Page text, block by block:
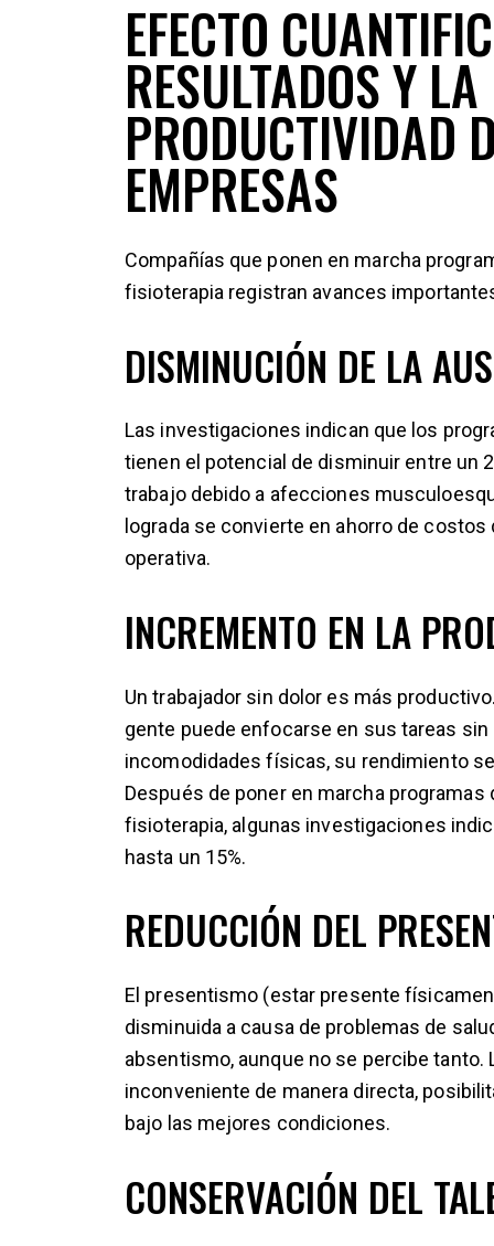
EFECTO
RESULTADOS Y LA
PRODUCTIVIDAD
EMPRESAS
Compañías que ponen en marcha
fisioterapia registran avances
DISMINUCIÓN DE LA
Las investigaciones indican que los
tienen el potencial de disminuir entre un
trabajo debido a afecciones
lograda se convierte en ahorro de
operativa.
INCREMENTO EN LA
Un trabajador sin dolor es más
gente puede enfocarse en sus tareas
incomodidades físicas, su rendimiento
Después de poner en marcha
fisioterapia, algunas investigaciones
hasta un 15%.
REDUCCIÓN DEL
El presentismo (estar presente
disminuida a causa de problemas de
absentismo, aunque no se percibe tanto.
inconveniente de manera directa,
bajo las mejores condiciones.
CONSERVACIÓN DEL